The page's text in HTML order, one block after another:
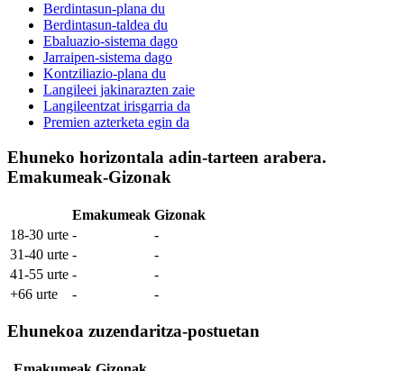
Berdintasun-plana du
Berdintasun-taldea du
Ebaluazio-sistema dago
Jarraipen-sistema dago
Kontziliazio-plana du
Langileei jakinarazten zaie
Langileentzat irisgarria da
Premien azterketa egin da
Ehuneko horizontala adin-tarteen arabera.
Emakumeak-Gizonak
Emakumeak Gizonak
18-30 urte -
-
31-40 urte -
-
41-55 urte -
-
+66 urte
- -
Ehunekoa zuzendaritza-postuetan